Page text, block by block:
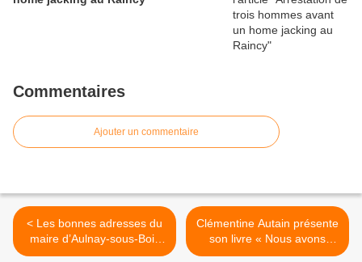
Commentaires
Ajouter un commentaire
< Les bonnes adresses du
maire d’Aulnay-sous-Bois
Bruno Beschizza dit «
Clémentine Autain présente
son livre « Nous avons
raison d’espérer » à la